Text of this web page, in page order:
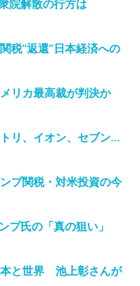
院解散の行方は
税“返還”日本経済への
リカ最高裁が判決か
リ、イオン、セブン…
プ関税・対米投資の今
氏の「真の狙い」
と世界 池上彰さんが